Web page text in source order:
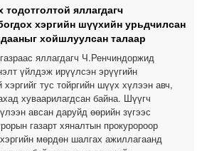
яллагдагч
хэргийн шүүхийн урьдчилсан
хойшлуулсан талаар
яллагдагч Ч.Ренчиндоржид
үйлдэж ирүүлсэн эрүүгийн
тус тойргийн шүүх хүлээн авч,
хуваарилагдсан байна. Шүүгч
авсан даруйд өөрийн зүгээс
газарт хяналтын прокуророор
мөрдөн шалгах ажиллагаанд